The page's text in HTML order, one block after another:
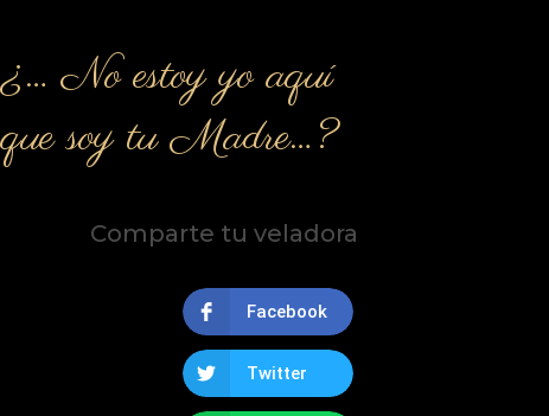
¿… No estoy yo aquí
que soy tu Madre…?
Comparte tu veladora
Facebook
Twitter